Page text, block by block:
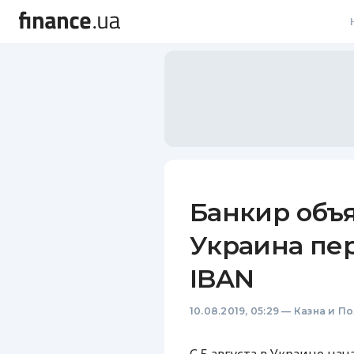
Банкир
Украина
IBAN
10.08.2019, 05:29 — Казна и